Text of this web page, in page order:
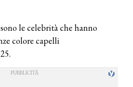
le celebrità che hanno
colore capelli